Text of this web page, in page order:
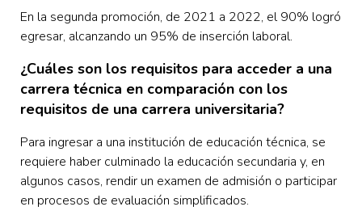
En la segunda promoción, de 2021 a 2022, el 90% logró
egresar, alcanzando un 95% de inserción laboral.
¿Cuáles son los requisitos para acceder a una
carrera técnica en comparación con los
requisitos de una carrera universitaria?
Para ingresar a una institución de educación técnica, se
requiere haber culminado la educación secundaria y, en
algunos casos, rendir un examen de admisión o participar
en procesos de evaluación simplificados.